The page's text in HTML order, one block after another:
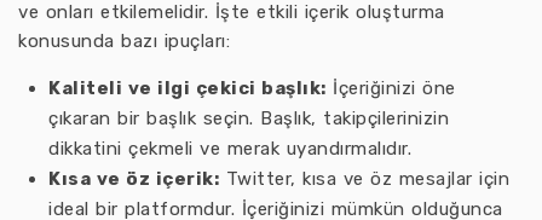
ve onları etkilemelidir. İşte etkili içerik oluşturma
konusunda bazı ipuçları:
Kaliteli ve ilgi çekici başlık: İçeriğinizi öne
çıkaran bir başlık seçin. Başlık, takipçilerinizin
dikkatini çekmeli ve merak uyandırmalıdır.
Kısa ve öz içerik: Twitter, kısa ve öz mesajlar için
ideal bir platformdur. İçeriğinizi mümkün olduğunca